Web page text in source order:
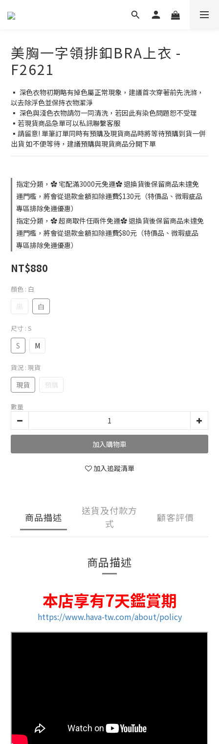
美胸一字領排釦BRA上衣 -
F2621
▪️ 深色衣物初期略有掉色屬正常現象，建議首次穿著前先洗滌，
以去除浮色並保持衣物潔淨
▪️ 深色與淺色衣物請勿一同清洗，若因此有染色問題恕不受理
▪️若現貨商品急單可以私訊聯繫客服
▪️請留意! 單筆訂單同時有預購及現貨商品時將等待預購到貨一併
出貨 如不便等待，建議預購與現貨商品分開下單
指定分類，✿ 宅配滿3000元免運✿ 退換貨後保留商品未達免
運門檻，將會從退款金額扣除運費$130元（特價品、微瑕疵品
專區排除免運優惠）
指定分類，✿ 超商取件任兩件免運✿ 退換貨後保留商品未達免
運門檻，將會從退款金額扣除運費$80元（特價品、微瑕疵品
專區排除免運優惠）
NT$880
顏色 : 白
黑 白
尺寸 : S
S M
貨況 : 現貨
現貨 預購
數量
加入購物車
加入追蹤清單
商品描述
送貨及付款方
式
顧客評價
商品描述
本店享有7天鑑賞期
https://www.hava-tw.com/about/policy